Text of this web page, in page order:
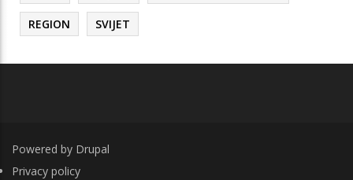
REGION SVIJET
Powered by Drupal
FOOTER
Privacy policy